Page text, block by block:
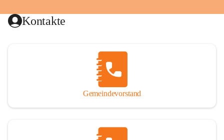
Kontakte
Gemeindevorstand